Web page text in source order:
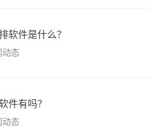
软件是什么？
动态
件有吗？
动态